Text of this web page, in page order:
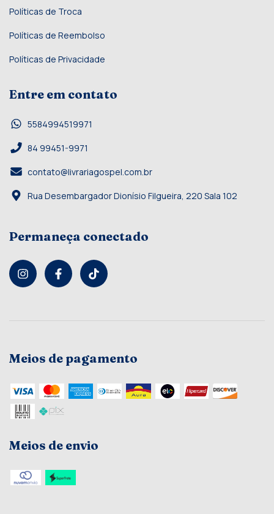
Políticas de Troca
Políticas de Reembolso
Políticas de Privacidade
Entre em contato
5584994519971
84 99451-9971
contato@livrariagospel.com.br
Rua Desembargador Dionísio Filgueira, 220 Sala 102
Permaneça conectado
Meios de pagamento
Meios de envio